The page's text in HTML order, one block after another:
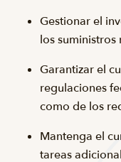
Gestionar el
los suministros
Garantizar el
regulaciones
como de los
Mantenga el
tareas